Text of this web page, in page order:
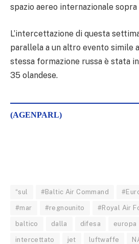
spazio aereo internazionale sopra
L’intercettazione di questa
parallela a un altro evento simile
stessa formazione russa è stata
35 olandese.
(AGENPARL)
“sul #Baltic Air Command
#mar #regnounito #Royal Air
baltico dalla difesa europa
intercettato jet luftwaffe